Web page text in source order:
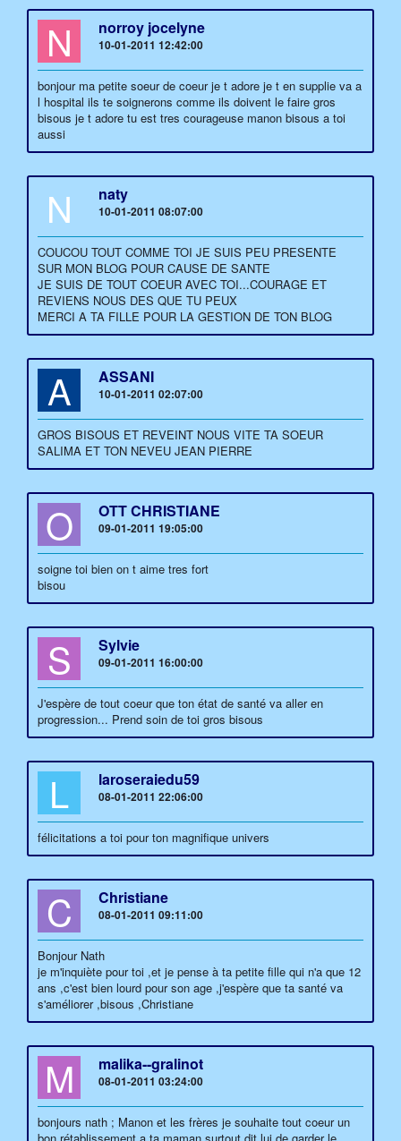
N norroy jocelyne
10-01-2011 12:42:00
bonjour ma petite soeur de coeur je t adore je t en supplie va a
l hospital ils te soignerons comme ils doivent le faire gros
bisous je t adore tu est tres courageuse manon bisous a toi
aussi
N naty
10-01-2011 08:07:00
COUCOU TOUT COMME TOI JE SUIS PEU PRESENTE
SUR MON BLOG POUR CAUSE DE SANTE
JE SUIS DE TOUT COEUR AVEC TOI...COURAGE ET
REVIENS NOUS DES QUE TU PEUX
MERCI A TA FILLE POUR LA GESTION DE TON BLOG
A ASSANI
10-01-2011 02:07:00
GROS BISOUS ET REVEINT NOUS VITE TA SOEUR
SALIMA ET TON NEVEU JEAN PIERRE
O OTT CHRISTIANE
09-01-2011 19:05:00
soigne toi bien on t aime tres fort
bisou
S Sylvie
09-01-2011 16:00:00
J'espère de tout coeur que ton état de santé va aller en
progression... Prend soin de toi gros bisous
L laroseraiedu59
08-01-2011 22:06:00
félicitations a toi pour ton magnifique univers
C Christiane
08-01-2011 09:11:00
Bonjour Nath
je m'inquiète pour toi ,et je pense à ta petite fille qui n'a que 12
ans ,c'est bien lourd pour son age ,j'espère que ta santé va
s'améliorer ,bisous ,Christiane
M malika--gralinot
08-01-2011 03:24:00
bonjours nath ; Manon et les frères je souhaite tout coeur un